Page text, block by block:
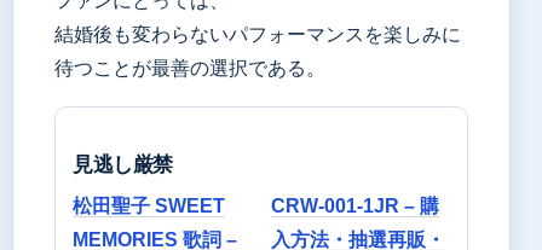
結婚後も変わらないパフォーマンスを楽しみに
待つことが最善の選択である。
見逃し厳禁
松田聖子 SWEET
MEMORIES 歌詞 –
CRW-001-1JR – 購
入方法・抽選再販・